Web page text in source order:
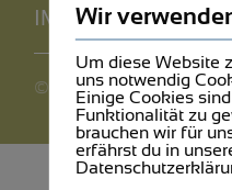
IMPRESSUM
©2026 SVFF
Wir
Um diese Website
uns notwendig
Einige Cookies
Funktionalität zu
brauchen wir für
erfährst du in